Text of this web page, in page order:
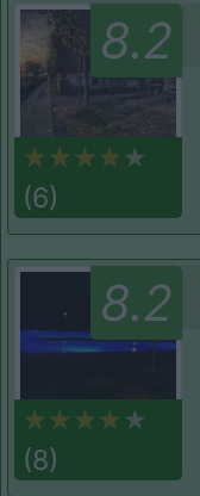
8.2
(6)
8.2
(8)